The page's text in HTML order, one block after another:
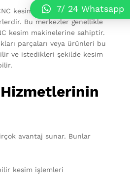
kesim hizmetleri sunan
Bu merkezler genellikle
kesim makinelerine sahiptir.
parçaları veya ürünleri bu
ve istedikleri şekilde kesim
Hizmetlerinin
avantaj sunar. Bunlar
kesim işlemleri
7/ 24 Whatsapp